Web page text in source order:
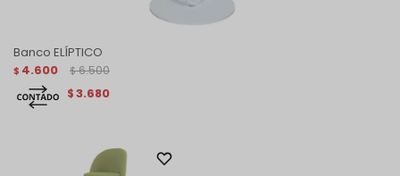
Banco ELÍPTICO
$ 4.600 $ 6.500
$3.680